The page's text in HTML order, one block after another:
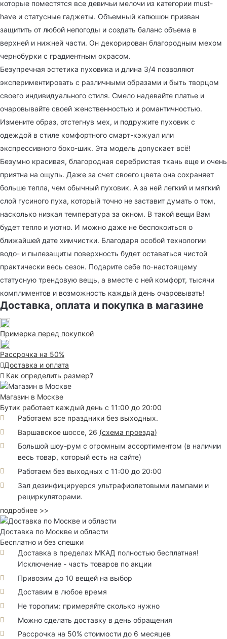
которые поместятся все девичьи мелочи из категории must-
have и статусные гаджеты. Объемный капюшон призван
защитить от любой непогоды и создать баланс объема в
верхней и нижней части. Он декорирован благородным мехом
чернобурки с градиентным окрасом.
Безупречная эстетика пуховика и длина 3/4 позволяют
экспериментировать с различными образами и быть творцом
своего индивидуального стиля. Смело надевайте платье и
очаровывайте своей женственностью и романтичностью.
Измените образ, отстегнув мех, и подружите пуховик с
одеждой в стиле комфортного смарт-кэжуал или
экспрессивного бохо-шик. Эта модель допускает всё!
Безумно красивая, благородная серебристая ткань еще и очень
приятна на ощупь. Даже за счет своего цвета она сохраняет
больше тепла, чем обычный пуховик. А за ней легкий и мягкий
слой гусиного пуха, который точно не заставит думать о том,
насколько низкая температура за окном. В такой вещи Вам
будет тепло и уютно. И можно даже не беспокоиться о
ближайшей дате химчистки. Благодаря особой технологии
водо- и пылезащиты поверхность будет оставаться чистой
практически весь сезон. Подарите себе по-настоящему
статусную трендовую вещь, а вместе с ней комфорт, тысячи
комплиментов и возможность каждый день очаровывать!
Доставка, оплата и покупка в магазине
Примерка перед покупкой
Рассрочка на 50%
Доставка и оплата
Как определить размер?
Магазин в Москве
Бутик работает каждый день с 11:00 до 20:00
Работаем все праздники без выходных.
Варшавское шоссе, 26 (схема проезда)
Большой шоу-рум с огромным ассортиментом (в наличии
весь товар, который есть на сайте)
Работаем без выходных с 11:00 до 20:00
Зал дезинфицируерся ультрафиолетовыми лампами и
рециркуляторами.
подробнее >>
Доставка по Москве и области
Бесплатно и без спешки
Доставка в пределах МКАД полностью бесплатная!
Исключение - часть товаров по акции
Привозим до 10 вещей на выбор
Доставим в любое время
Не торопим: примеряйте сколько нужно
Можно сделать доставку в день обращения
Рассрочка на 50% стоимости до 6 месяцев